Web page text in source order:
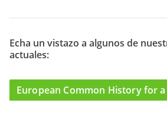
e
o
o
t
g
r
m
t
b
l
Echa un vistazo a algunos de
actuales:
European Common History for